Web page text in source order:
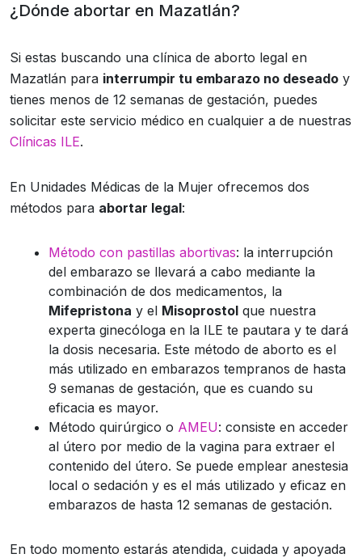
¿Dónde abortar en Mazatlán?
Si estas buscando una clínica de aborto legal en
Mazatlán para interrumpir tu embarazo no deseado y
tienes menos de 12 semanas de gestación, puedes
solicitar este servicio médico en cualquier a de nuestras
Clínicas ILE.
En Unidades Médicas de la Mujer ofrecemos dos
métodos para abortar legal:
Método con pastillas abortivas: la interrupción
del embarazo se llevará a cabo mediante la
combinación de dos medicamentos, la
Mifepristona y el Misoprostol que nuestra
experta ginecóloga en la ILE te pautara y te dará
la dosis necesaria. Este método de aborto es el
más utilizado en embarazos tempranos de hasta
9 semanas de gestación, que es cuando su
eficacia es mayor.
Método quirúrgico o AMEU: consiste en acceder
al útero por medio de la vagina para extraer el
contenido del útero. Se puede emplear anestesia
local o sedación y es el más utilizado y eficaz en
embarazos de hasta 12 semanas de gestación.
En todo momento estarás atendida, cuidada y apoyada